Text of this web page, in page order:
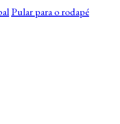
Pular para o rodapé